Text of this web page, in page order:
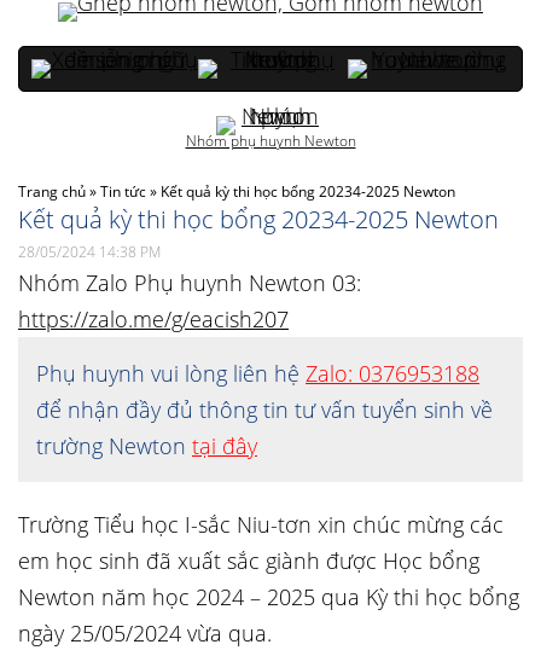
Trang chủ»Tin tức» Kết quả kỳ thi học bổng 20234-2025 Newton
Kết quả kỳ thi học bổng 20234-2025 Newton
28/05/2024 14:38 PM
Nhóm Zalo Phụ huynh Newton 03:
https://zalo.me/g/eacish207
Phụ huynh vui lòng liên hệ Zalo: 0376953188
để nhận đầy đủ thông tin tư vấn tuyển sinh về
trường Newton tại đây
Trường Tiểu học I-sắc Niu-tơn xin chúc mừng các
em học sinh đã xuất sắc giành được Học bổng
Newton năm học 2024 – 2025 qua Kỳ thi học bổng
ngày 25/05/2024 vừa qua.
Nhóm phụ huynh Newton